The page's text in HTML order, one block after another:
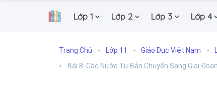
. Lớp 1 Lớp 2 Lớp 3 Lớp 4
Trang Chủ Lớp 11 Giáo Dục Việt Nam
Bài 8: Các Nước Tư Bản Chuyển Sang Giai